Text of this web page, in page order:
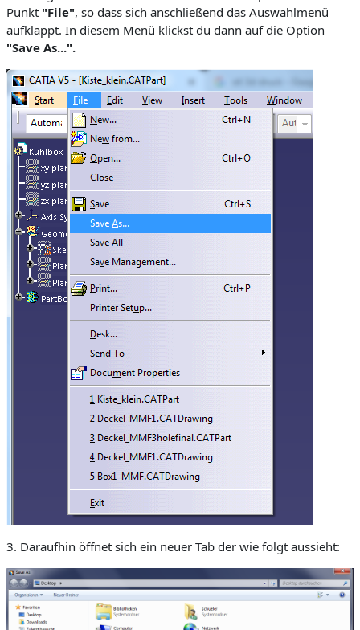
Punkt "File", so dass sich anschließend das Auswahlmenü
aufklappt. In diesem Menü klickst du dann auf die Option
"Save As...".
3. Daraufhin öffnet sich ein neuer Tab der wie folgt aussieht: